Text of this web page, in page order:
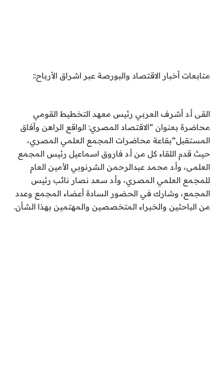
متابعات أخبار الاقتصاد والبورصة عبر اشراق الأرباح::
القى أ.د أشرف العربي رئيس معهد التخطيط القومي
محاضرة بعنوان “الاقتصاد المصري: الواقع الراهن وآفاق
المستقبل”بقاعة محاضرات المجمع العلمي المصري،
حيث قدم اللقاء كل من أ.د فاروق اسماعيل رئيس المجمع
العلمى، وأ.د محمد عبدالرحمن الشرنوبي الأمين العام
للمجمع العلمي المصري، وأ.د سعد نصار نائب رئيس
المجمع، وشارك في الحضور السادة أعضاء المجمع وعدد
من الباحثين والخبراء المتخصصين والمهتمين بهذا الشأن.